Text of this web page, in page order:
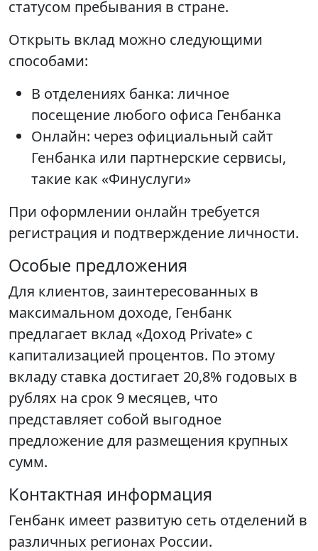
статусом пребывания в стране.
Открыть вклад можно следующими
способами:
В отделениях банка: личное
посещение любого офиса Генбанка
Онлайн: через официальный сайт
Генбанка или партнерские сервисы,
такие как «Финуслуги»
При оформлении онлайн требуется
регистрация и подтверждение личности.
Особые предложения
Для клиентов, заинтересованных в
максимальном доходе, Генбанк
предлагает вклад «Доход Private» с
капитализацией процентов. По этому
вкладу ставка достигает 20,8% годовых в
рублях на срок 9 месяцев, что
представляет собой выгодное
предложение для размещения крупных
сумм.
Контактная информация
Генбанк имеет развитую сеть отделений в
различных регионах России.